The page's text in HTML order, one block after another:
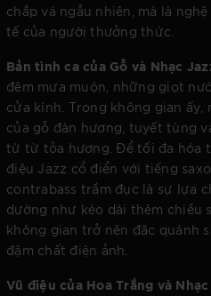
chắp vá ngẫu nhiên, mà là
tế của người thưởng thức.
Bản tình ca của Gỗ và Nhạc
đêm mưa muộn, những giọt
cửa kính. Trong không gian ấy,
của gỗ đàn hương, tuyết tùng
từ từ tỏa hương. Để tối đa hóa
điệu Jazz cổ điển với tiếng
contrabass trầm đục là sự lựa
dường như kéo dài thêm chiều
không gian trở nên đặc quánh
đậm chất điện ảnh.
Vũ điệu của Hoa Trắng và